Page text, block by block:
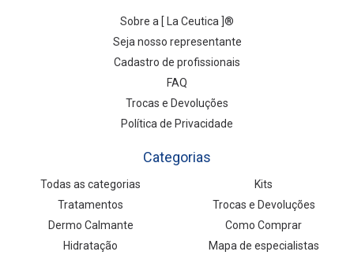
Sobre a [ La Ceutica ]®
Seja nosso representante
Cadastro de profissionais
FAQ
Trocas e Devoluções
Política de Privacidade
Categorias
Todas as categorias
Tratamentos
Dermo Calmante
Hidratação
Kits
Trocas e Devoluções
Como Comprar
Mapa de especialistas